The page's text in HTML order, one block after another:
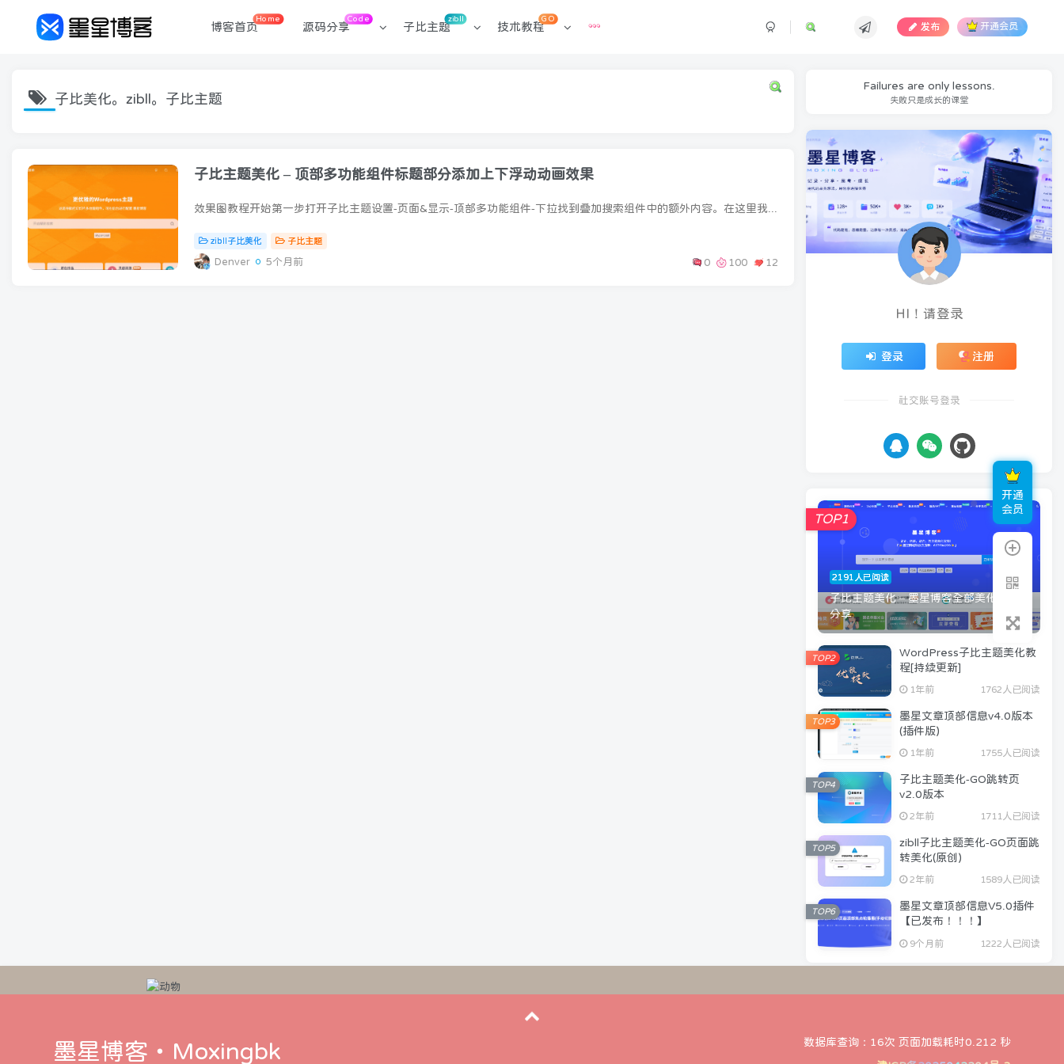
博客首页
Home
源码分享
Code
子比主题
zibll
技术教程
GO
发布 开通会员
子比美化。zibll。子比主题
子比主题美化 – 顶部多功能组件标题部分添加上下浮动动画效果
zibll子比美化 子比主题
Denver 5个月前 0 100 12
Failures are only lessons.
失败只是成长的课堂
HI！请登录
登录 注册
社交账号登录
2191人已阅读
子比主题美化 – 墨星博客全部美化教程
分享
TOP1
WordPress子比主题美化教
程[持续更新]
1年前 1762人已阅读
TOP2
墨星文章顶部信息v4.0版本
(插件版)
1年前 1755人已阅读
TOP3
子比主题美化-GO跳转页
v2.0版本
2年前 1711人已阅读
TOP4
zibll子比主题美化-GO页面跳
转美化(原创)
2年前 1589人已阅读
TOP5
墨星文章顶部信息V5.0插件
【已发布！！！】
9个月前 1222人已阅读
TOP6
墨星博客・Moxingbk 数据库查询：16次 页面加载耗时0.212 秒
开通
会员